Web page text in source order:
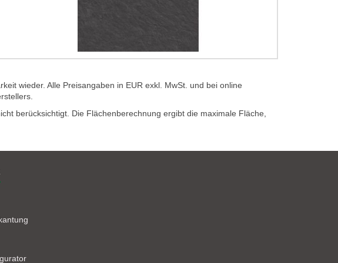
wieder. Alle Preisangaben in EUR exkl. MwSt. und bei online
berücksichtigt. Die Flächenberechnung ergibt die maximale Fläche,